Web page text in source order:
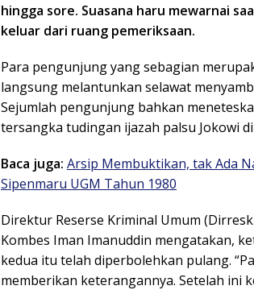
hingga sore. Suasana haru mewarnai
keluar dari ruang pemeriksaan.
Para pengunjung yang sebagian
langsung melantunkan selawat
Sejumlah pengunjung bahkan
tersangka tudingan ijazah palsu Jokowi
Baca juga: Arsip Membuktikan, tak Ada
Sipenmaru UGM Tahun 1980
Direktur Reserse Kriminal Umum
Kombes Iman Imanuddin mengatakan,
kedua itu telah diperbolehkan pulang.
memberikan keterangannya. Setelah ini